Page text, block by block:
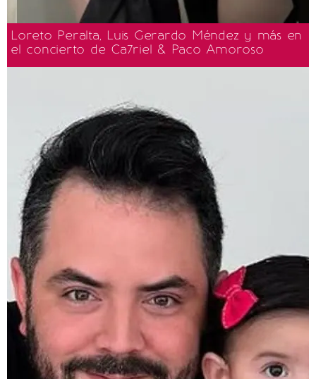
Loreto Peralta, Luis Gerardo Méndez y más en
el concierto de Ca7riel & Paco Amoroso